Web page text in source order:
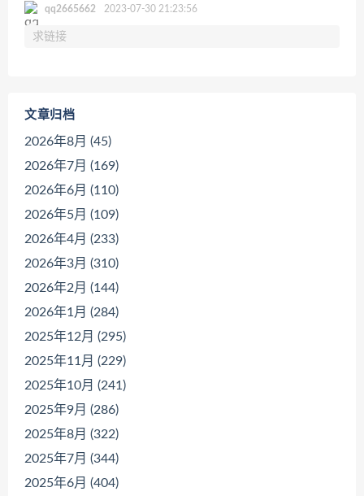
qq2665662 2023-07-30 21:23:56
求链接
文章归档
2026年8月 (45)
2026年7月 (169)
2026年6月 (110)
2026年5月 (109)
2026年4月 (233)
2026年3月 (310)
2026年2月 (144)
2026年1月 (284)
2025年12月 (295)
2025年11月 (229)
2025年10月 (241)
2025年9月 (286)
2025年8月 (322)
2025年7月 (344)
2025年6月 (404)